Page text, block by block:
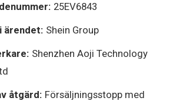
25EV6843
ärendet: Shein Group
Shenzhen Aoji Technology
åtgärd: Försäljningsstopp med